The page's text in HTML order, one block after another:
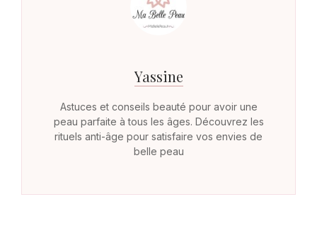
Yassine
Astuces et conseils beauté pour avoir une
peau parfaite à tous les âges. Découvrez les
rituels anti-âge pour satisfaire vos envies de
belle peau